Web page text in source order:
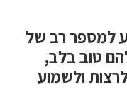
למספר רב של
טוב בלב,
ולשמוע